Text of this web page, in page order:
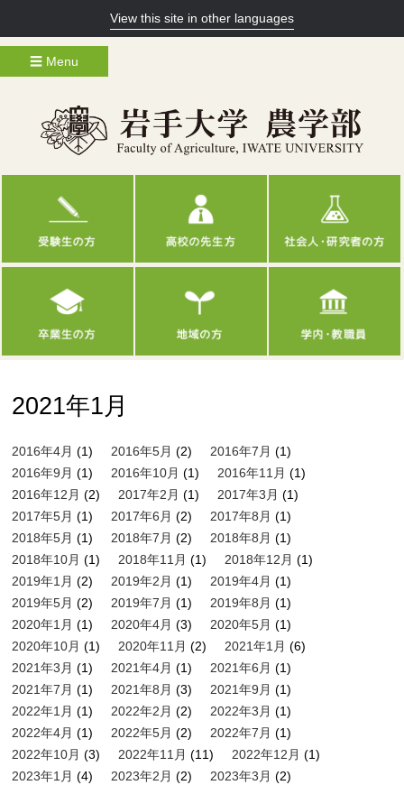
View this site in other languages
☰ Menu
2021年1月
2016年4月 (1) 2016年5月 (2) 2016年7月 (1)
2016年9月 (1) 2016年10月 (1) 2016年11月 (1)
2016年12月 (2) 2017年2月 (1) 2017年3月 (1)
2017年5月 (1) 2017年6月 (2) 2017年8月 (1)
2018年5月 (1) 2018年7月 (2) 2018年8月 (1)
2018年10月 (1) 2018年11月 (1) 2018年12月 (1)
2019年1月 (2) 2019年2月 (1) 2019年4月 (1)
2019年5月 (2) 2019年7月 (1) 2019年8月 (1)
2020年1月 (1) 2020年4月 (3) 2020年5月 (1)
2020年10月 (1) 2020年11月 (2) 2021年1月 (6)
2021年3月 (1) 2021年4月 (1) 2021年6月 (1)
2021年7月 (1) 2021年8月 (3) 2021年9月 (1)
2022年1月 (1) 2022年2月 (2) 2022年3月 (1)
2022年4月 (1) 2022年5月 (2) 2022年7月 (1)
2022年10月 (3) 2022年11月 (11) 2022年12月 (1)
2023年1月 (4) 2023年2月 (2) 2023年3月 (2)